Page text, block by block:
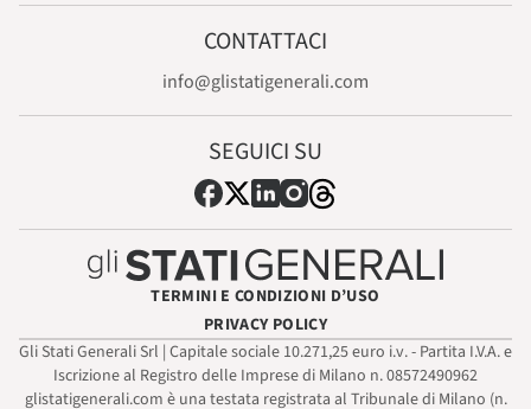
CONTATTACI
info@glistatigenerali.com
SEGUICI SU
TERMINI E CONDIZIONI D’USO
PRIVACY POLICY
Gli Stati Generali Srl | Capitale sociale 10.271,25 euro i.v. - Partita I.V.A. e
Iscrizione al Registro delle Imprese di Milano n. 08572490962
glistatigenerali.com è una testata registrata al Tribunale di Milano (n.